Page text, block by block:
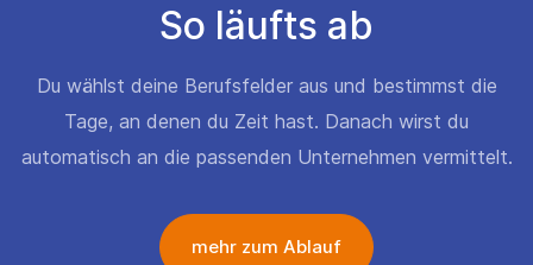
So läufts ab
Du wählst deine Berufsfelder aus und bestimmst die
Tage, an denen du Zeit hast. Danach wirst du
automatisch an die passenden Unternehmen vermittelt.
mehr zum Ablauf